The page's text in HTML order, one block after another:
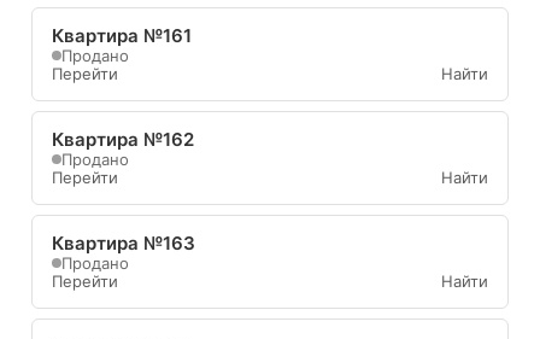
Квартира №161
Продано
Перейти
Найти
Квартира №162
Продано
Перейти
Найти
Квартира №163
Продано
Перейти
Найти